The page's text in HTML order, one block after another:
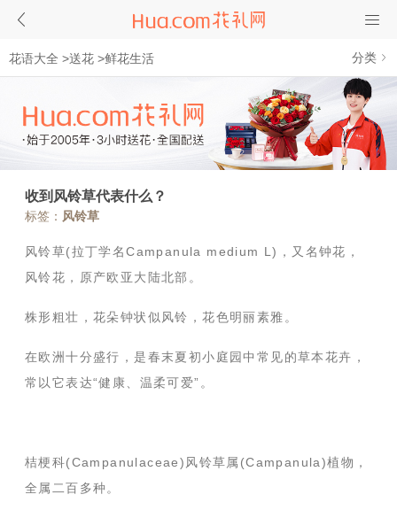
花语大全 >送花 >鲜花生活 分类
收到风铃草代表什么？
标签： 风铃草
风铃草(拉丁学名Campanula medium L)，又名钟花，
风铃花，原产欧亚大陆北部。
株形粗壮，花朵钟状似风铃，花色明丽素雅。
在欧洲十分盛行，是春末夏初小庭园中常见的草本花卉，
常以它表达“健康、温柔可爱”。
桔梗科(Campanulaceae)风铃草属(Campanula)植物，
全属二百多种。